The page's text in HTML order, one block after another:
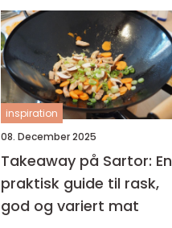
inspiration
08. December 2025
Takeaway på Sartor: En
praktisk guide til rask,
god og variert mat